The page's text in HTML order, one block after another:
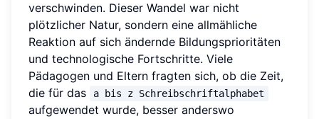
verschwinden. Dieser Wandel war nicht
plötzlicher Natur, sondern eine allmähliche
Reaktion auf sich ändernde Bildungsprioritäten
und technologische Fortschritte. Viele
Pädagogen und Eltern fragten sich, ob die Zeit,
die für das
a bis z Schreibschriftalphabet
aufgewendet wurde, besser anderswo